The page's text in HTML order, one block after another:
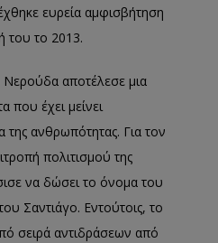
ευρεία αμφισβήτηση
του το 2013.
Νερούδα αποτέλεσε μια
που έχει μείνει
της ανθρωπότητας. Για τον
πολιτισμού της
να δώσει το όνομα του
Σαντιάγο. Εντούτοις, το
σειρά αντιδράσεων από